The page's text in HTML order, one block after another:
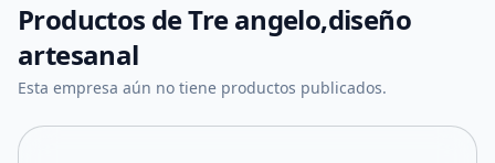
Productos deTre angelo,diseño
artesanal
Esta empresa aún no tiene productos publicados.